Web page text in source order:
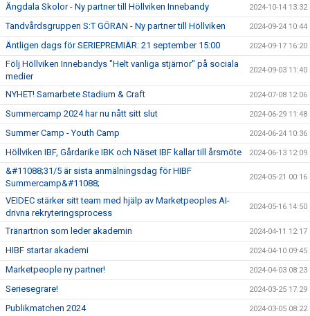
Ängdala Skolor - Ny partner till Höllviken Innebandy 2024-10-14 13:32
Tandvårdsgruppen S:T GÖRAN - Ny partner till Höllviken 2024-09-24 10:44
Äntligen dags för SERIEPREMIÄR: 21 september 15:00 2024-09-17 16:20
Följ Höllviken Innebandys "Helt vanliga stjärnor" på sociala
medier
2024-09-03 11:40
NYHET! Samarbete Stadium & Craft 2024-07-08 12:06
Summercamp 2024 har nu nått sitt slut 2024-06-29 11:48
Summer Camp - Youth Camp 2024-06-24 10:36
Höllviken IBF, Gårdarike IBK och Näset IBF kallar till årsmöte 2024-06-13 12:09
&#11088;31/5 är sista anmälningsdag för HIBF
Summercamp&#11088;
2024-05-21 00:16
VEIDEC stärker sitt team med hjälp av Marketpeoples AI-
drivna rekryteringsprocess
2024-05-16 14:50
Tränartrion som leder akademin 2024-04-11 12:17
HIBF startar akademi 2024-04-10 09:45
Marketpeople ny partner! 2024-04-03 08:23
Seriesegrare! 2024-03-25 17:29
Publikmatchen 2024 2024-03-05 08:22